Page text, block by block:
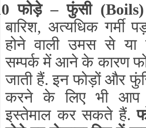
फोड़े – फुंसी
बारिश, अत्यधिक गर्मी
होने वाली उमस से या
सम्पर्क में आने के कारण
जाती हैं. इन फोड़ों और
करने के लिए भी आप
इस्तेमाल कर सकते हैं.